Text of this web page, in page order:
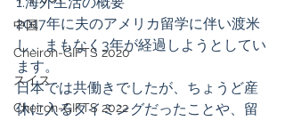
中国
Cheiron-GIFTS 2020
スイス
Cheiron-GIFTS 2022
2017年に夫のアメリカ留学に伴い渡米
し、まもなく3年が経過しようとしてい
ます。
日本では共働きでしたが、ちょうど産
休に入るタイミングだったことや、留